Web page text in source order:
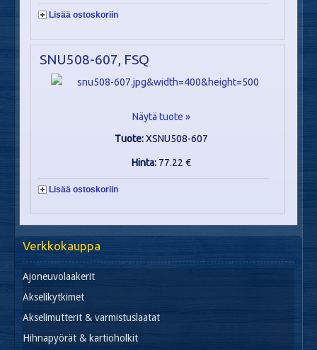
Lisää ostoskoriin
SNU508-607, FSQ
Näytä tuote »
Tuote:XSNU508-607
Hinta: 77.22 €
Lisää ostoskoriin
Verkkokauppa
Ajoneuvolaakerit
Akselikytkimet
Akselimutterit & varmistuslaatat
Hihnapyörät & kartioholkit